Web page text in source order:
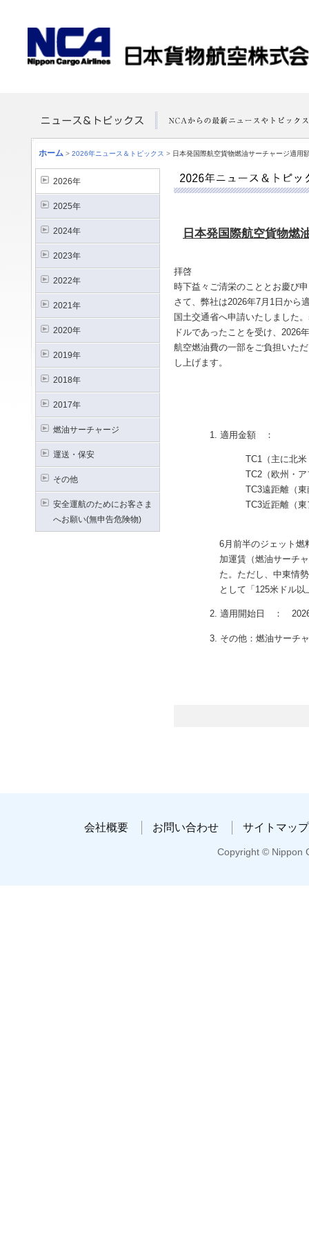
ホーム > 2026年ニュース＆トピックス > 日本発国際航空貨物燃油サーチャージ適
2026年
2025年
2024年
2023年
2022年
2021年
2020年
2019年
2018年
2017年
燃油サーチャージ
運送・保安
その他
安全運航のためにお客さま
へお願い(無申告危険物)
日本発国際航空貨物燃
拝啓
時下益々ご清栄のこととお慶び
さて、弊社は2026年7月1日から
国土交通省へ申請いたしました
ドルであったことを受け、2026
航空燃油費の一部をご負担いた
し上げます。
1. 適用金額 ：
TC1（主に北米・
TC2（欧州・アフリカ
TC3遠距離（東南
TC3近距離（東ア
6月前半のジェット燃
加運賃（燃油サーチ
た。ただし、中東情
として「125米ドル
2. 適用開始日 ： 2026年7
3. その他：燃油サーチャー
会社概要 お問い合わせ サイトマップ
Copyright © Nippon